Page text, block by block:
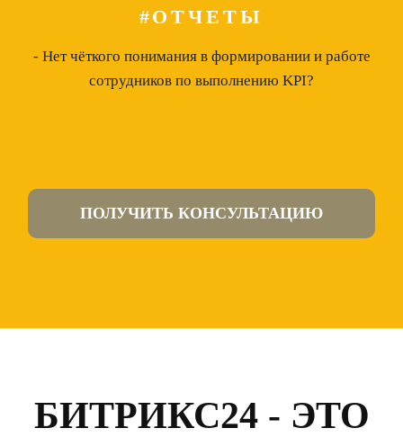
#ОТЧЕТЫ
- Нет чёткого понимания в формировании и работе
сотрудников по выполнению KPI?
ПОЛУЧИТЬ КОНСУЛЬТАЦИЮ
БИТРИКС24 - ЭТО